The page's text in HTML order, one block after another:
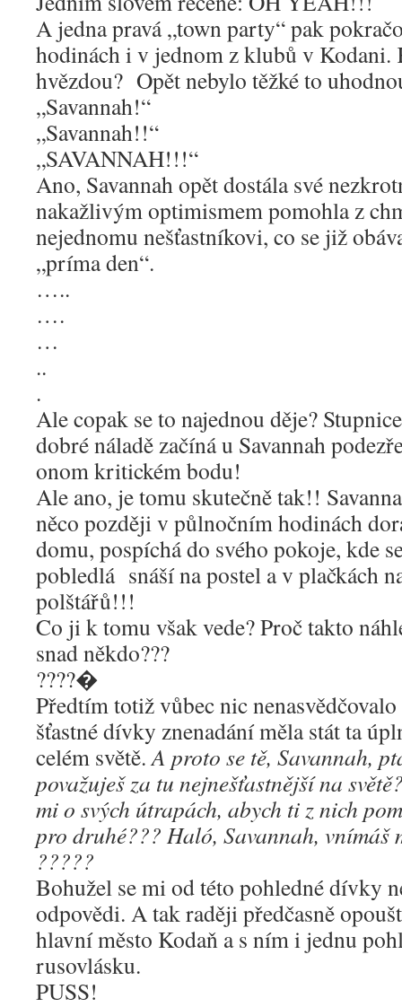
A jedna pravá „town party“ pak
hodinách i v jednom z klubů v Kodani.
hvězdou? Opět nebylo těžké to
„Savannah!“
„Savannah!!“
„SAVANNAH!!!“
Ano, Savannah opět dostála své
nakažlivým optimismem pomohla z
nejednomu nešťastníkovi, co se již
„príma den“.
…..
….
…
..
.
Ale copak se to najednou děje?
dobré náladě začíná u Savannah
onom kritickém bodu!
Ale ano, je tomu skutečně tak!!
něco později v půlnočním hodinách
domu, pospíchá do svého pokoje, kde
pobledlá snáší na postel a v plačkách
polštářů!!!
Co ji k tomu však vede? Proč takto
snad někdo???
????�
Předtím totiž vůbec nic nenasvědčovalo
šťastné dívky znenadání měla stát ta
celém světě.A proto se tě, Savannah,
považuješ za tu nejnešťastnější na
mi o svých útrapách, abych ti z nich
pro druhé??? Haló, Savannah, vnímáš
?????
Bohužel se mi od této pohledné dívky
odpovědi. A tak raději předčasně
hlavní město Kodaň a s ním i jednu
rusovlásku.
PUSS!